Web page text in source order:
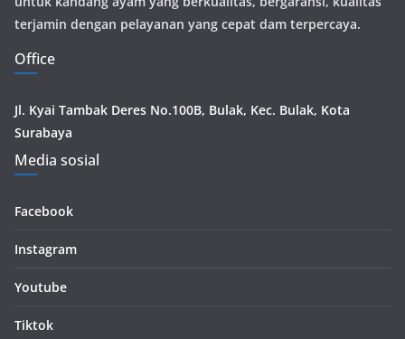
terjamin dengan pelayanan yang cepat dam terpercaya.
Office
Jl. Kyai Tambak Deres No.100B, Bulak, Kec. Bulak, Kota
Surabaya
Media sosial
Facebook
Instagram
Youtube
Tiktok